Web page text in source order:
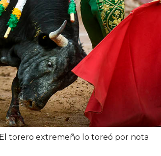
El torero extremeño lo toreó por nota